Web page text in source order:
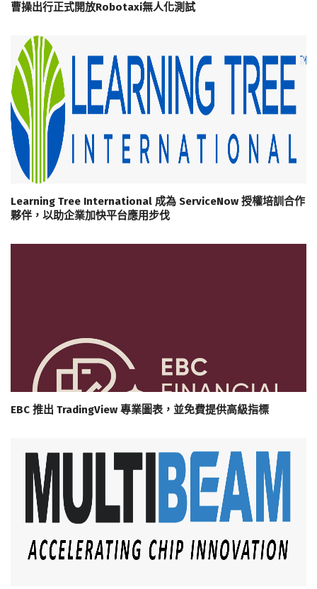
曹操出行正式開放Robotaxi無人化測試
Learning Tree International 成為 ServiceNow 授權培訓合作
夥伴，以助企業加快平台應用步伐
EBC 推出 TradingView 專業圖表，並免費提供高級指標